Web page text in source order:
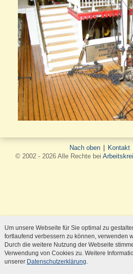
Nach oben Kontakt
© 2002 - 2026 Alle Rechte bei
Um unsere Webseite für Sie optimal zu
fortlaufend verbessern zu können, verwenden
Durch die weitere Nutzung der Webseite
Verwendung von Cookies zu. Weitere
unserer Datenschutzerklärung